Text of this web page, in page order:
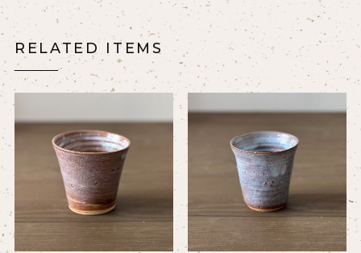
RELATED ITEMS